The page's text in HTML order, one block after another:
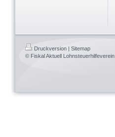
Druckversion | Sitemap
© Fiskal Aktuell Lohnsteuerhilfeverein